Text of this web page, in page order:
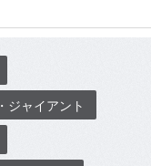
ジャイアント